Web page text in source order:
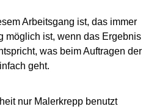
Arbeitsgang ist, das immer
möglich ist, wenn das Ergebnis
was beim Auftragen der
geht.
nur Malerkrepp benutzt